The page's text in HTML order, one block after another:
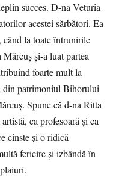
succes. D-na Veturia
acestei sărbători. Ea
când la toate întrunirile
şi-a luat partea
foarte mult la
din patrimoniul Bihorului
Spune că d-na Ritta
ca profesoară şi ca
cinste şi o ridică
fericire şi izbândă în